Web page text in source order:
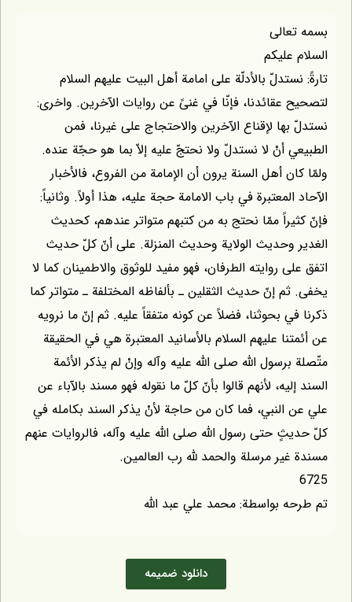
بالأدلّة على امامة أهل البيت عليهم السلام
عقائدنا، فإنّا في غنىً عن روايات الآخرين. واخرى:
لإقناع الآخرين والاحتجاج على غيرنا، فمن
أنْ لا نستدلّ ولا نحتجّ عليه إلاّ بما هو حجّة عنده.
أهل السنة يرون أن الإمامة من الفروع، فالأخبار
في باب الامامة حجة عليه، هذا أولاً. وثانياً:
ممّا نحتج به من كتبهم متواتر عندهم، كحديث
وحديث الولاية وحديث المنزلة. على أنّ كلّ حديث
روايته الطرفان، فهو مفيد للوثوق والاطمينان كما لا
إنّ حديث الثقلين ـ بألفاظه المختلفة ـ متواتر كما
بحوثنا، فضلاً عن كونه متفقاً عليه. ثم إنّ ما نرويه
عليهم السلام بالأسانيد المعتبرة هي في الحقيقة
الله صلى الله عليه وآله وإنْ لم يذكر الأئمة
لأنهم قالوا بأنّ كلّ ما نقوله فهو مسند بالآباء عن
فما كان من حاجة لأنْ يذكر السند بكامله في
حتى رسول الله صلى الله عليه وآله، فالروايات عنهم
مرسلة والحمد لله رب العالمين.
بواسطة: محمد علي عبد الله
دانلود ضمیمه